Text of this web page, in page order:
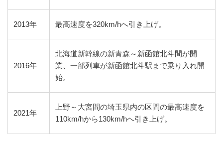
2013年 最高速度を320km/hへ引き上げ。
2016年
北海道新幹線の新青森～新函館北斗間が開
業、一部列車が新函館北斗駅まで乗り入れ開
始。
2021年
上野～大宮間の埼玉県内の区間の最高速度を
110km/hから130km/hへ引き上げ。